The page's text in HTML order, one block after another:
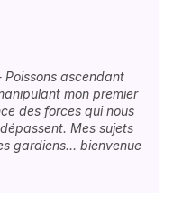
ascendant
mon premier
des forces qui nous
Mes sujets
gardiens… bienvenue